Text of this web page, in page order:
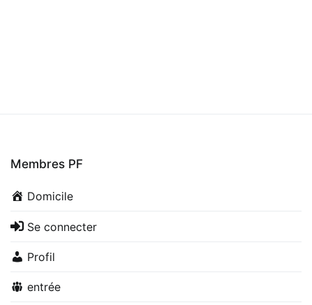
Membres PF
Domicile
Se connecter
Profil
entrée